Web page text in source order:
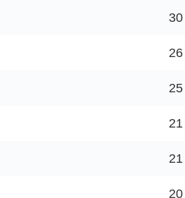
30
26
25
21
21
20